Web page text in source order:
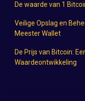
De waarde van 1
Veilige Opslag en
Meester Wallet
De Prijs van Bitcoin:
Waardeontwikkeling